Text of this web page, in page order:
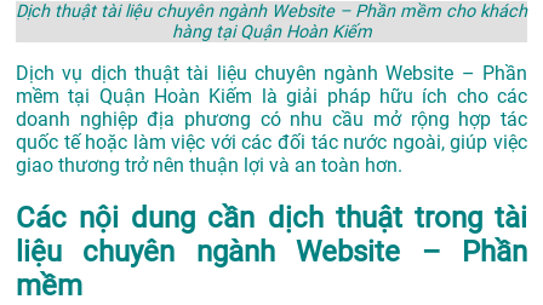
Dịch thuật tài liệu chuyên ngành Website – Phần mềm cho khách
hàng tại Quận Hoàn Kiếm
Dịch vụ dịch thuật tài liệu chuyên ngành Website – Phần
mềm tại Quận Hoàn Kiếm là giải pháp hữu ích cho các
doanh nghiệp địa phương có nhu cầu mở rộng hợp tác
quốc tế hoặc làm việc với các đối tác nước ngoài, giúp việc
giao thương trở nên thuận lợi và an toàn hơn.
Các nội dung cần dịch thuật trong tài
liệu chuyên ngành Website – Phần
mềm